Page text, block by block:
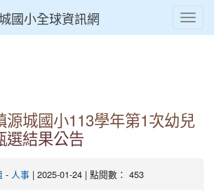
國小全球資訊網
源城國小113學年第1次幼兒
選結果公告
- 人事 | 2025-01-24 | 點閱數： 453